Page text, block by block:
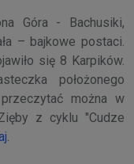
Góra - Bachusiki,
– bajkowe postaci.
się 8 Karpików.
położonego
można w
z cyklu "Cudze
.